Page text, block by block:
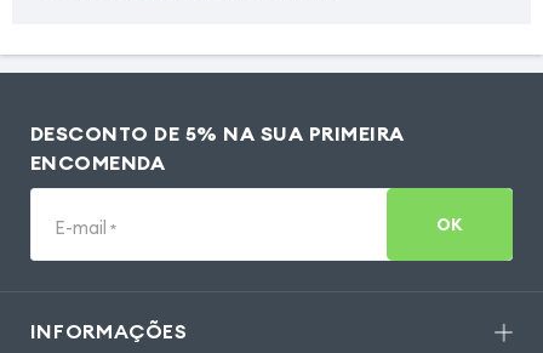
DESCONTO DE 5% NA SUA PRIMEIRA
ENCOMENDA
E-mail * OK
INFORMAÇÕES